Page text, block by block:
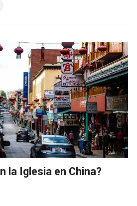
la Iglesia en China?